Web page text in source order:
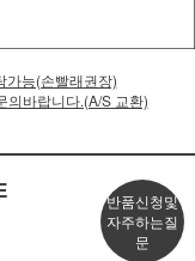
가능(손빨래권장)
의바랍니다.(A/S 교환)
반품신청및
자주하는질
문